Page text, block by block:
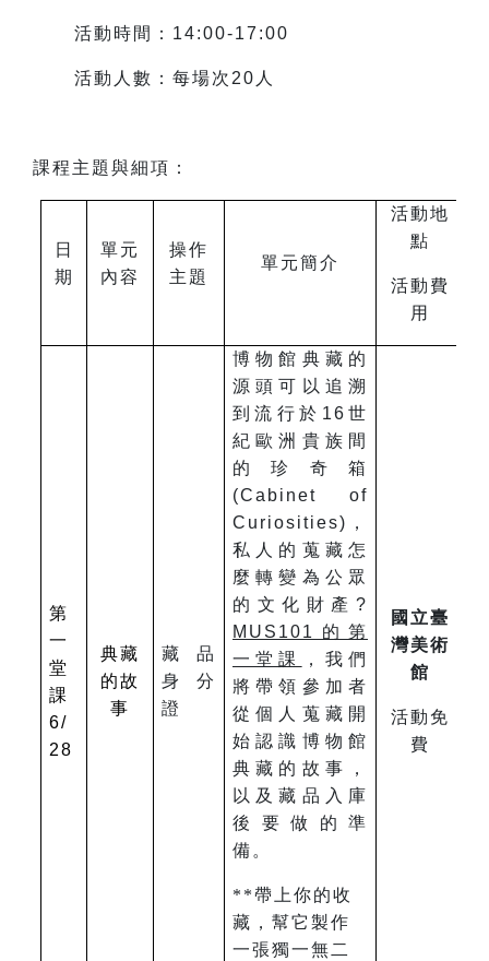
活動時間：14:00-17:00
活動人數：每場次20人
課程主題與細項：
日
期
單元
內容
操作
主題
單元簡介
活動地
點
活動費
用
第
一
堂
課
6/
28
典藏
的故
事
藏品
身分
證
博物館典藏的
源頭可以追溯
到流行於16世
紀歐洲貴族間
的珍奇箱
(Cabinet of
Curiosities)，
私人的蒐藏怎
麼轉變為公眾
的文化財產?
MUS101
的第
一堂課
，我們
將帶領參加者
從個人蒐藏開
始認識博物館
典藏的故事，
以及藏品入庫
後要做的準
備。
**帶上你的收
藏，幫它製作
一張獨一無二
國立臺
灣美術
館
活動免
費